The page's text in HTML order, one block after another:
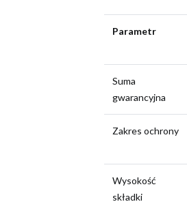
Parametr
Suma
gwarancyjna
Zakres ochrony
Wysokość
składki